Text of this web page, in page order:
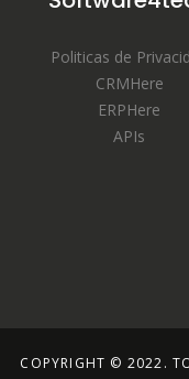
Politicas de
CRMHere
ERPHere
APIs
COPYRIGHT © 2022.